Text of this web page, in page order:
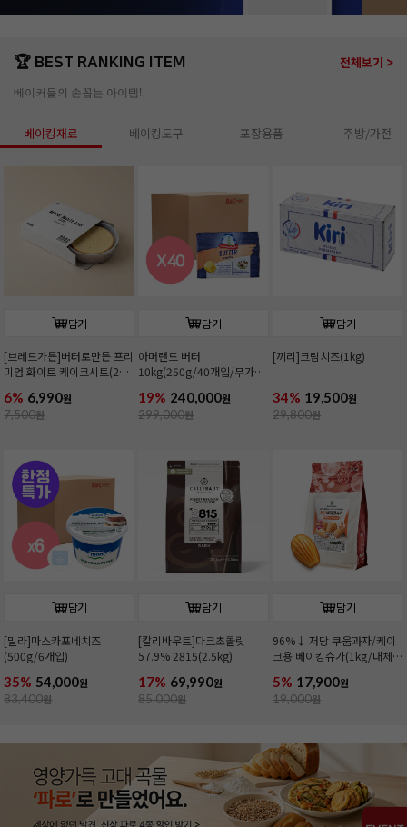
🏆 BEST RANKING ITEM 전체보기 >
베이커들의 손꼽는 아이템!
베이킹재료 베이킹도구 포장용품 주방/가전
담기
[브레드가든]버터로만든 프리
미엄 화이트 케이크시트(2호/
6% 6,990원
7,500원
담기
아머랜드 버터
10kg(250g/40개입/무가
19% 240,000원
299,000원
담기
[끼리]크림치즈(1kg)
34% 19,500원
29,800원
담기
[밀라]마스카포네치즈
(500g/6개입)
35% 54,000원
83,400원
담기
[칼리바우트]다크초콜릿
57.9% 2815(2.5kg)
17% 69,990원
85,000원
담기
96%↓ 저당 쿠움과자/케이
크용 베이킹슈가(1kg/대체
5% 17,900원
19,000원